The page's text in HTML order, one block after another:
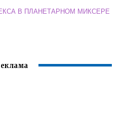
В ПЛАНЕТАРНОМ МИКСЕРЕ